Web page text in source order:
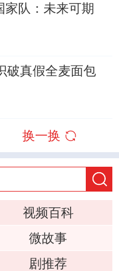
家队：未来可期
破真假全麦面包
换一换
视频百科
微故事
剧推荐